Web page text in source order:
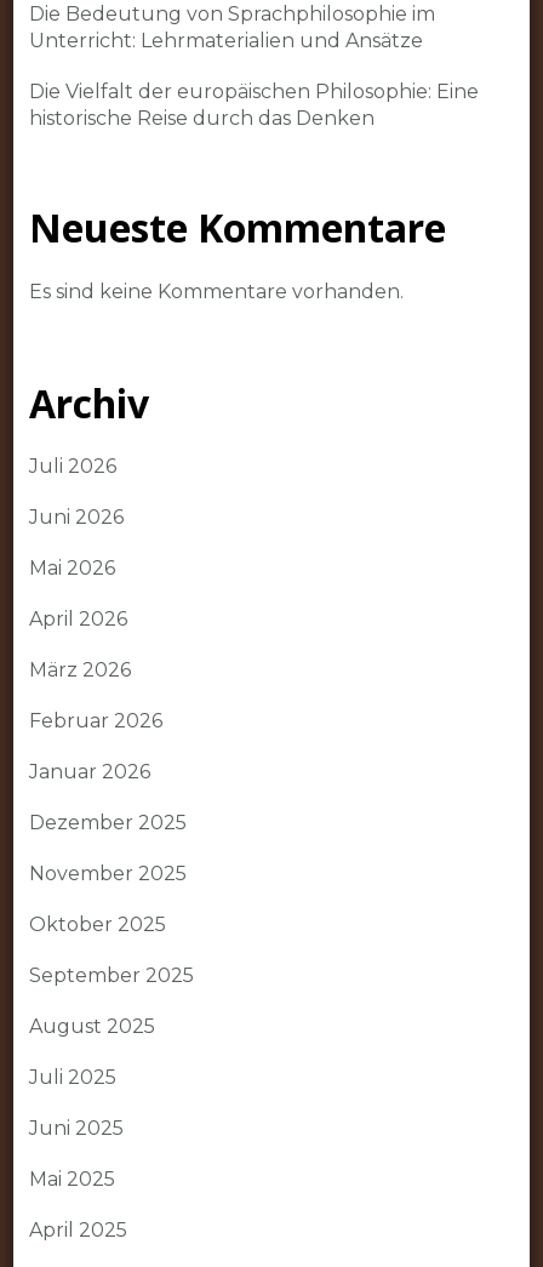
Die Bedeutung von Sprachphilosophie im
Unterricht: Lehrmaterialien und Ansätze
Die Vielfalt der europäischen Philosophie: Eine
historische Reise durch das Denken
Neueste Kommentare
Es sind keine Kommentare vorhanden.
Archiv
Juli 2026
Juni 2026
Mai 2026
April 2026
März 2026
Februar 2026
Januar 2026
Dezember 2025
November 2025
Oktober 2025
September 2025
August 2025
Juli 2025
Juni 2025
Mai 2025
April 2025